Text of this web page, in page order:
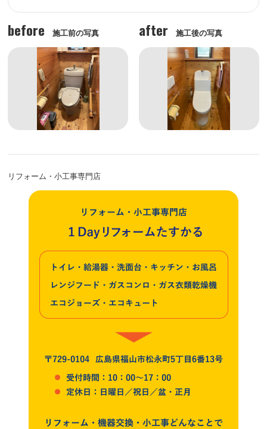
before 施工前の写真 after 施工後の写真
リフォーム・小工事専門店